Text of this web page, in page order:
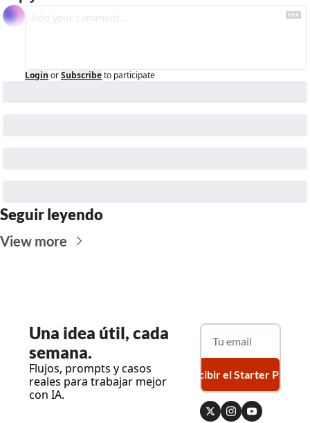
Login orSubscribeto participate
Seguir leyendo
View more
Una idea útil, cada
semana.
Flujos, prompts y casos
reales para trabajar mejor
con IA.
Recibir el Starter Pack